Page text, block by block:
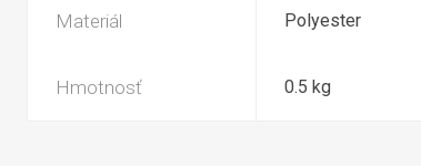
Materiál Polyester
Hmotnosť 0.5 kg